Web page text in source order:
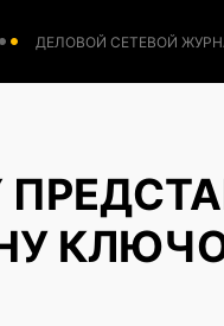
ДЕЛОВОЙ СЕТЕВОЙ